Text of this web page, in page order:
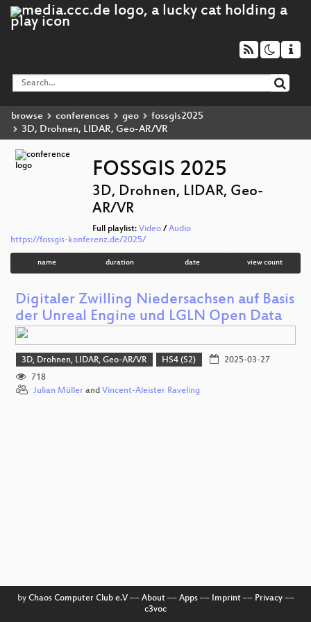
browse conferences geo
fossgis2025
3D, Drohnen, LIDAR, Geo-AR/VR
FOSSGIS 2025
3D, Drohnen, LIDAR, Geo-
AR/VR
Full playlist: Video/ Audio
https://fossgis-konferenz.de/2025/
name duration date view count
Digitaler Zwilling Niedersachsen auf Basis
der Unreal Engine und LGLN Open Data
3D, Drohnen, LIDAR, Geo-AR/VR HS4 (S2)
2025-03-27
718
Julian Müller and Vincent-Aleister Raveling
by Chaos Computer Club e.V–– About–– Apps–– Imprint–– Privacy––
c3voc